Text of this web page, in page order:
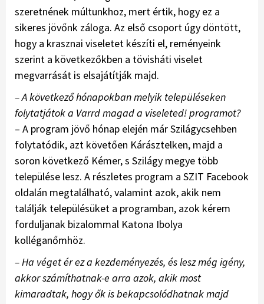
szeretnének múltunkhoz, mert értik, hogy ez a
sikeres jövőnk záloga. Az első csoport úgy döntött,
hogy a krasznai viseletet készíti el, reményeink
szerint a következőkben a tövisháti viselet
megvarrását is elsajátítják majd.
– A következő hónapokban melyik településeken
folytatjátok a Varrd magad a viseleted! programot?
– A program jövő hónap elején már Szilágycsehben
folytatódik, azt követően Kárásztelken, majd a
soron következő Kémer, s Szilágy megye több
települése lesz. A részletes program a SZIT Facebook
oldalán megtalálható, valamint azok, akik nem
találják településüket a programban, azok kérem
forduljanak bizalommal Katona Ibolya
kolléganőmhöz.
– Ha véget ér ez a kezdeményezés, és lesz még igény,
akkor számíthatnak-e arra azok, akik most
kimaradtak, hogy ők is bekapcsolódhatnak majd